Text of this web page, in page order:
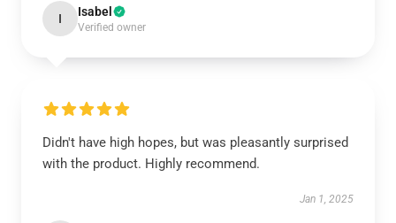
I Isabel
Verified owner
Didn't have high hopes, but was pleasantly surprised
with the product. Highly recommend.
Jan 1, 2025